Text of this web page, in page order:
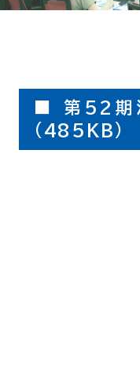
■ 第52期
(485KB)